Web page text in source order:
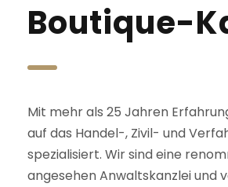
Boutique-
Mit mehr als 25 Jahren
auf das Handel-, Zivil- und
spezialisiert. Wir sind eine
angesehen Anwaltskanzlei und